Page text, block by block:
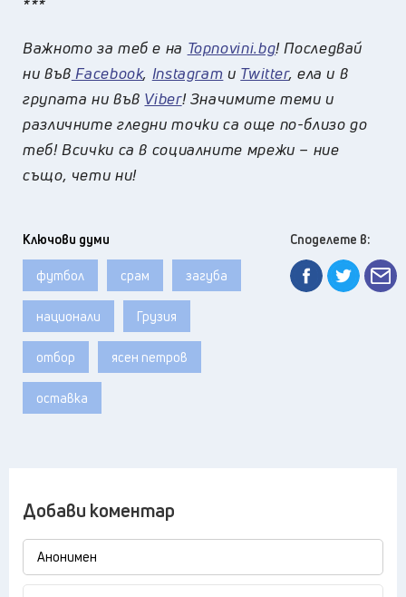
Важното за теб е на Topnovini.bg! Последвай
ни във Facebook, Instagram и Twitter, ела и в
групата ни във Viber! Значимите теми и
различните гледни точки са още по-близо до
теб! Всички са в социалните мрежи – ние
също, чети ни!
Ключови думи
футбол срам загуба
национали Грузия
отбор ясен петров
оставка
Споделете в:
Добави коментар